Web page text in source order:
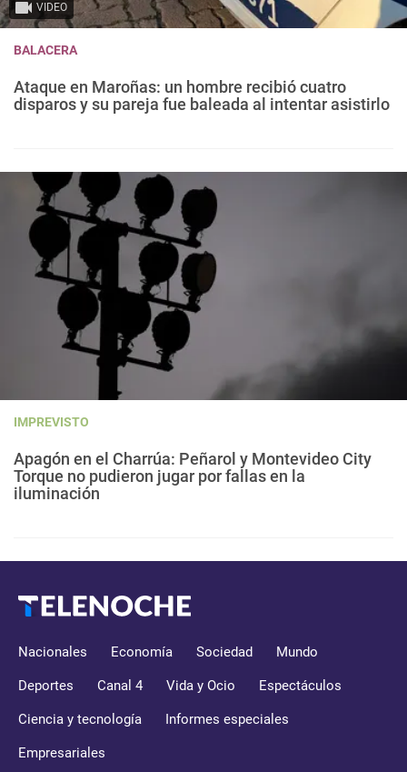
VIDEO
BALACERA
Ataque en Maroñas: un hombre recibió cuatro
disparos y su pareja fue baleada al intentar asistirlo
IMPREVISTO
Apagón en el Charrúa: Peñarol y Montevideo City
Torque no pudieron jugar por fallas en la
iluminación
Nacionales Economía Sociedad Mundo
Deportes Canal 4 Vida y Ocio Espectáculos
Ciencia y tecnología Informes especiales
Empresariales